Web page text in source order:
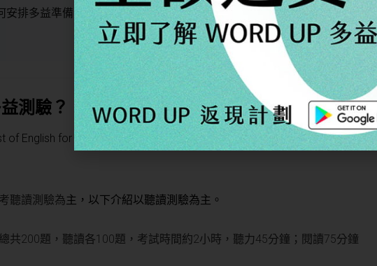
安排多益準備計畫，請看這篇： 最完整的多益準備計畫｜多益備考的三個
階段
測驗？
of English for International Communication（國際溝通英語測驗），又名多
聽讀測驗為主，以下介紹以聽讀測驗為主。
共200題，聽讀各100題，考試時間約2小時，聽力45分鐘；閱讀75分鐘